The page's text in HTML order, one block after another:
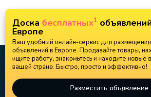
Доска бесплатных1
Европе
Ваш удобный онлайн-сервис для размещения
объявлений в Европе. Продавайте товары,
ищите работу, знакомьтесь и находите новые
вашей стране. Быстро, просто и эффективно!
Разместить объявление